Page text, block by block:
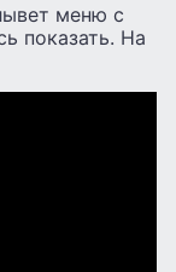
меню с
показать. На